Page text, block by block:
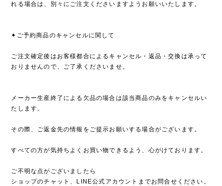
れる場合は、別々にご注文くださいますようお願いいたします。
✦ご予約商品のキャンセルに関して
ご注文確定後はお客様都合によるキャンセル・返品・交換は承って
おりませんので、ご了承くださいませ。
メーカー生産終了による欠品の場合は該当商品のみをキャンセルい
たします。
その際、ご返金先の情報をご提示お願いする場合がございます。
すべての方が気持ちよくお買い物できるよう、心がけております。
ご不明な点がございましたら
ショップのチャット、LINE公式アカウントまでお問合せください。